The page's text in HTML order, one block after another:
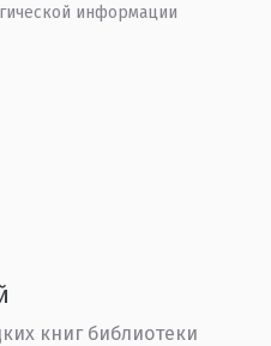
информации
книг библиотеки